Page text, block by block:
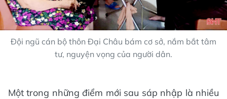
Đội ngũ cán bộ thôn Đại Châu bám cơ sở, nắm bắt tâm
tư, nguyện vọng của người dân.
Một trong những điểm mới sau sáp nhập là nhiều